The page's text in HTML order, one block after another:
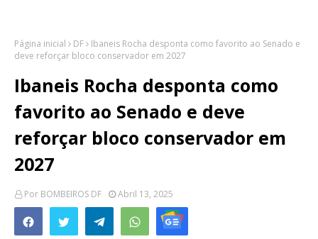
Página inicial DF
Ibaneis Rocha desponta como favorito ao Senado e
deve reforçar bloco conservador em 2027
Ibaneis Rocha desponta como
favorito ao Senado e deve
reforçar bloco conservador em
2027
Por BOMBEIROS DF Abril 13, 2025